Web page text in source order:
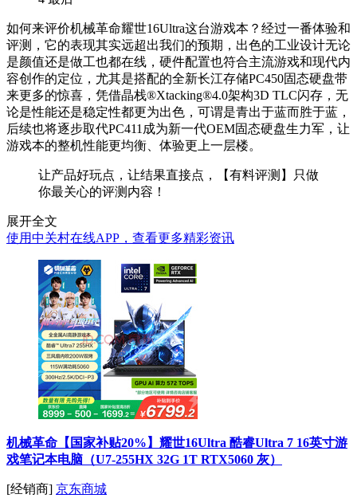
如何来评价机械革命耀世16Ultra这台游戏本？经过一番体验和
评测，它的表现其实远超出我们的预期，出色的工业设计无论
是颜值还是做工也都在线，硬件配置也符合主流游戏和现代内
容创作的定位，尤其是搭配的全新长江存储PC450固态硬盘带
来更多的惊喜，凭借晶栈®Xtacking®4.0架构3D TLC闪存，无
论是性能还是稳定性都更为出色，可谓是青出于蓝而胜于蓝，
后续也将逐步取代PC411成为新一代OEM固态硬盘生力军，让
游戏本的整机性能更均衡、体验更上一层楼。
让产品好玩点，让结果直接点，【有料评测】只做
你最关心的评测内容！
展开全文
使用中关村在线APP，查看更多精彩资讯
机械革命【国家补贴20%】耀世16Ultra 酷睿Ultra 7 16英寸游
戏笔记本电脑（U7-255HX 32G 1T RTX5060 灰）
[经销商] 京东商城